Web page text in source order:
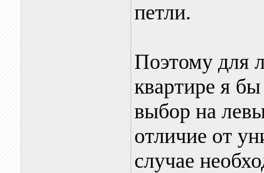
петли.
Поэтому для
квартире я
выбор на
отличие от
случае